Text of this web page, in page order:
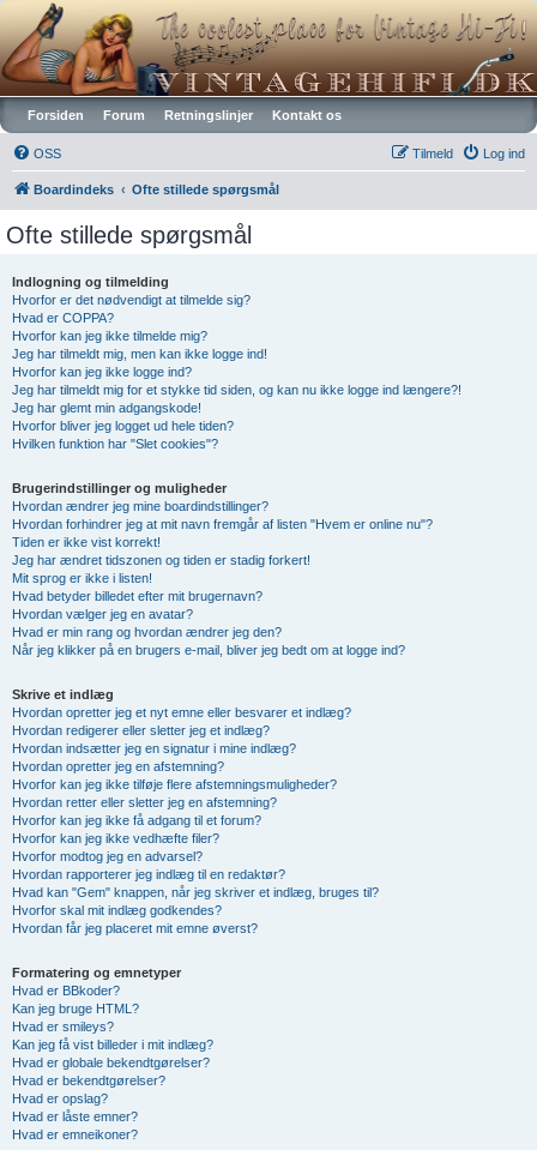
Vintagehifi.dk
Forsiden Forum Retningslinjer Kontakt os
OSS Log ind
Tilmeld
Boardindeks Ofte stillede spørgsmål
Ofte stillede spørgsmål
Indlogning og tilmelding
Hvorfor er det nødvendigt at tilmelde sig?
Hvad er COPPA?
Hvorfor kan jeg ikke tilmelde mig?
Jeg har tilmeldt mig, men kan ikke logge ind!
Hvorfor kan jeg ikke logge ind?
Jeg har tilmeldt mig for et stykke tid siden, og kan nu ikke logge ind længere?!
Jeg har glemt min adgangskode!
Hvorfor bliver jeg logget ud hele tiden?
Hvilken funktion har "Slet cookies"?
Brugerindstillinger og muligheder
Hvordan ændrer jeg mine boardindstillinger?
Hvordan forhindrer jeg at mit navn fremgår af listen "Hvem er online nu"?
Tiden er ikke vist korrekt!
Jeg har ændret tidszonen og tiden er stadig forkert!
Mit sprog er ikke i listen!
Hvad betyder billedet efter mit brugernavn?
Hvordan vælger jeg en avatar?
Hvad er min rang og hvordan ændrer jeg den?
Når jeg klikker på en brugers e-mail, bliver jeg bedt om at logge ind?
Skrive et indlæg
Hvordan opretter jeg et nyt emne eller besvarer et indlæg?
Hvordan redigerer eller sletter jeg et indlæg?
Hvordan indsætter jeg en signatur i mine indlæg?
Hvordan opretter jeg en afstemning?
Hvorfor kan jeg ikke tilføje flere afstemningsmuligheder?
Hvordan retter eller sletter jeg en afstemning?
Hvorfor kan jeg ikke få adgang til et forum?
Hvorfor kan jeg ikke vedhæfte filer?
Hvorfor modtog jeg en advarsel?
Hvordan rapporterer jeg indlæg til en redaktør?
Hvad kan "Gem" knappen, når jeg skriver et indlæg, bruges til?
Hvorfor skal mit indlæg godkendes?
Hvordan får jeg placeret mit emne øverst?
Formatering og emnetyper
Hvad er BBkoder?
Kan jeg bruge HTML?
Hvad er smileys?
Kan jeg få vist billeder i mit indlæg?
Hvad er globale bekendtgørelser?
Hvad er bekendtgørelser?
Hvad er opslag?
Hvad er låste emner?
Hvad er emneikoner?